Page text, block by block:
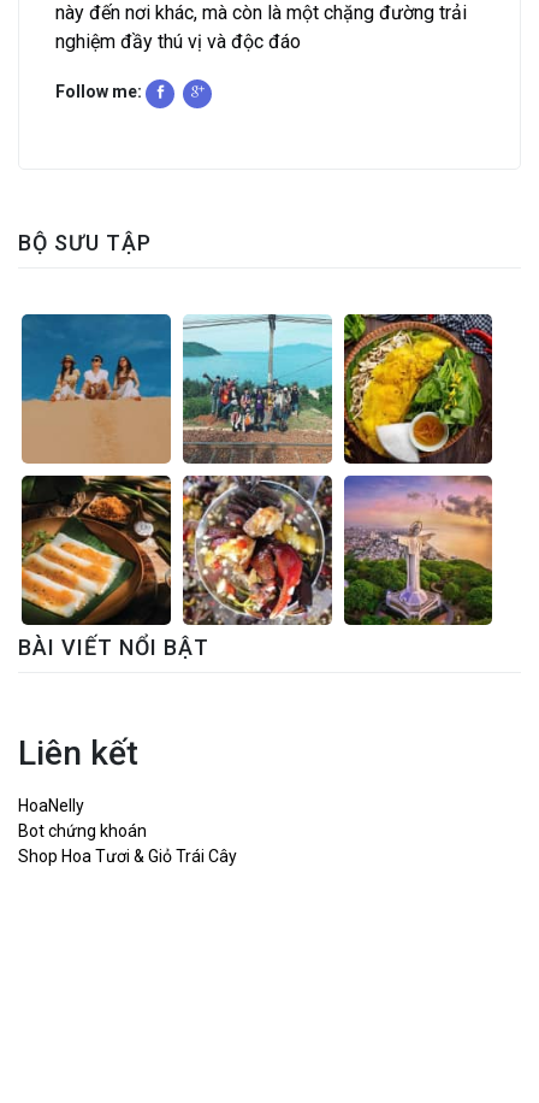
này đến nơi khác, mà còn là một chặng đường trải
nghiệm đầy thú vị và độc đáo
Follow me:
BỘ SƯU TẬP
BÀI VIẾT NỔI BẬT
Liên kết
HoaNelly
Bot chứng khoán
Shop Hoa Tươi & Giỏ Trái Cây